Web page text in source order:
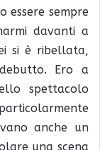
essere sempre
davanti a
si è ribellata,
Ero a
spettacolo
anche un
una scena